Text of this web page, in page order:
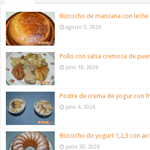
Bizcocho de manzana con
agosto 5, 2026
Pollo con salsa cremosa de
julio 18, 2026
Postre de crema de yogur con
julio 4, 2026
Bizcocho de yogurt 1,2,3 con
junio 20, 2026